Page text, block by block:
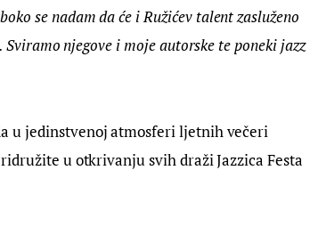
se nadam da će i Ružićev talent zasluženo
njegove i moje autorske te poneki jazz
u jedinstvenoj atmosferi ljetnih večeri
u otkrivanju svih draži Jazzica Festa